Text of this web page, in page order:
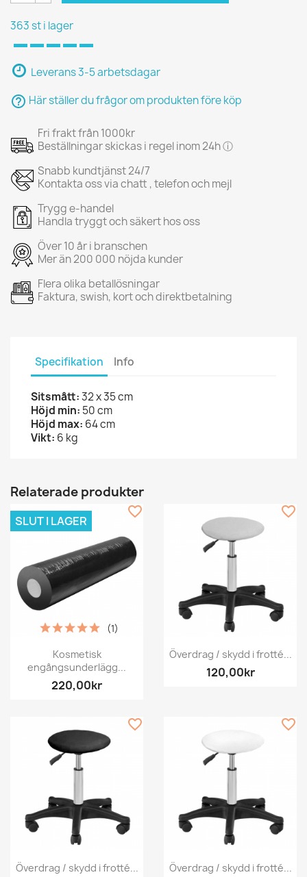
363 st i lager
Leverans 3-5 arbetsdagar
help_outline Här ställer du frågor om produkten före köp
Fri frakt från 1000kr
Beställningar skickas i regel inom 24h ⓘ
Snabb kundtjänst 24/7
Kontakta oss via chatt , telefon och mejl
Trygg e-handel
Handla tryggt och säkert hos oss
Över 10 år i branschen
Mer än 200 000 nöjda kunder
Flera olika betallösningar
Faktura, swish, kort och direktbetalning
Specifikation Info
Sitsmått:32 x 35 cm
Höjd min: 50 cm
Höjd max: 64 cm
Vikt: 6 kg
Relaterade produkter
Kosmetisk
engångsunderlägg...
220,00kr
(1)
SLUT I LAGER
favorite_border
Överdrag / skydd i frotté...
120,00kr
favorite_border
Överdrag / skydd i frotté...
favorite_border
Överdrag / skydd i frotté...
favorite_border